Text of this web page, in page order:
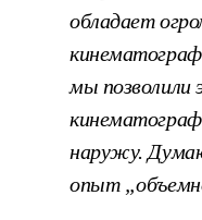
обладает
мы позволили
наружу.
опыт